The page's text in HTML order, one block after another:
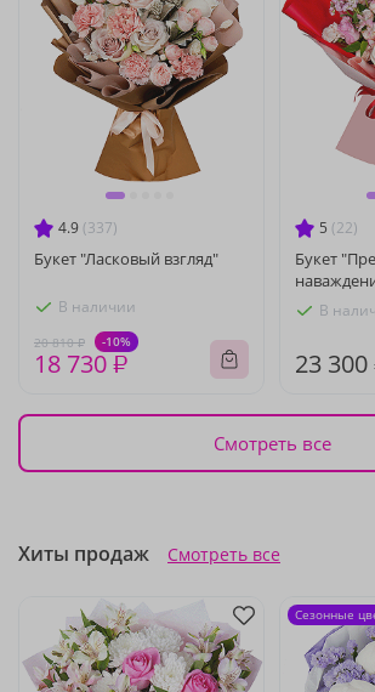
4.9 (337)
Букет "Ласковый взгляд"
В наличии
20 810 ₽ -10%
18 730 ₽
5 (22)
Букет
В
23 300
Смотреть все
Хиты продаж Смотреть все
Сезонные